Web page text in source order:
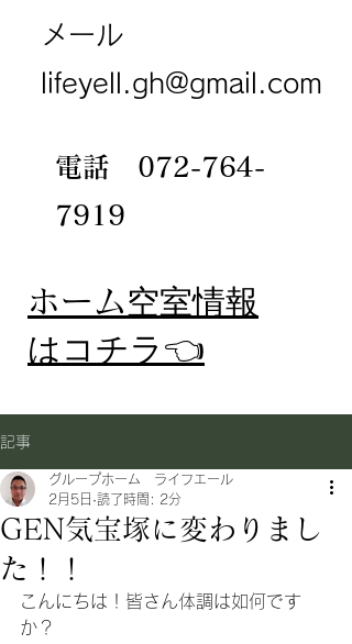
メール
lifeyell.gh@gmail.com
電話 072-764-
7919
​ホーム空室情報
​はコチラ👈
記事
GEN気宝塚に変わりまし
た！！
グループホーム ライフエール
2月5日 読了時間: 2分
こんにちは！皆さん体調は如何です
か？